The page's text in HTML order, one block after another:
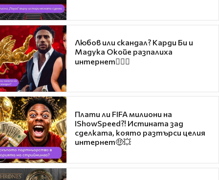
Любов или скандал? Карди Би и
Мадука Окойе разпалиха
интернет❤️‍🔥🔥
Плати ли FIFA милиони на
IShowSpeed?! Истината зад
сделката, която разтърси целия
интернет🤑💥